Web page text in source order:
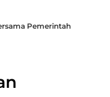
Pemerintah